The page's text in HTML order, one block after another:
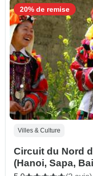
Villes & Culture
Circuit du Nord
(Hanoi, Sapa,
20% de remise